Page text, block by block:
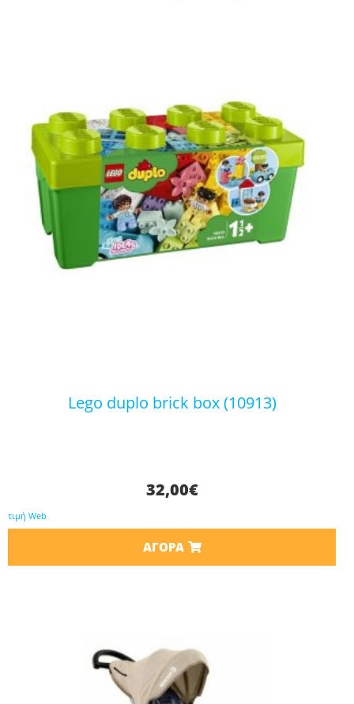
lego duplo brick box (10913)
32,00€
τιμή Web
ΑΓΟΡΆ